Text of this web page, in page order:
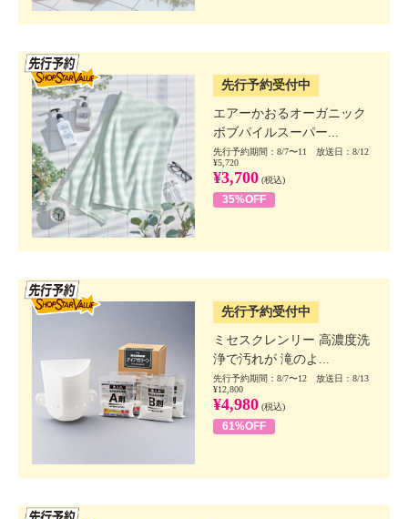
先行予約受付中
エアーかおるオーガニック
ボブパイルスーパー...
先行予約期間：8/7〜11 放送日：8/12
¥5,720
¥3,700 (税込)
35%OFF
先行予約受付中
ミセスクレンリー 高濃度洗
浄で汚れが 滝のよ...
先行予約期間：8/7〜12 放送日：8/13
¥12,800
¥4,980 (税込)
61%OFF